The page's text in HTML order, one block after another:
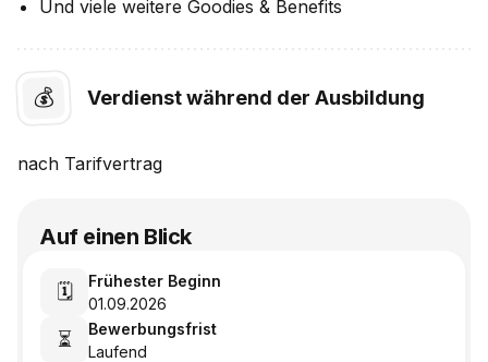
Und viele weitere Goodies & Benefits
💰 Verdienst während der Ausbildung
nach Tarifvertrag
Auf einen Blick
🗓️
Frühester Beginn
01.09.2026
⏳
Bewerbungsfrist
Laufend